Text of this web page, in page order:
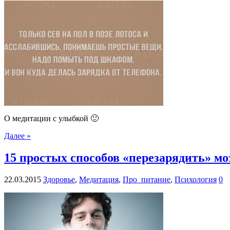
О медитации с улыбкой 🙂
Далее »
15 простых способов «перезарядить»
22.03.2015 Здоровье, Медитация, Про_питание, Психология 0